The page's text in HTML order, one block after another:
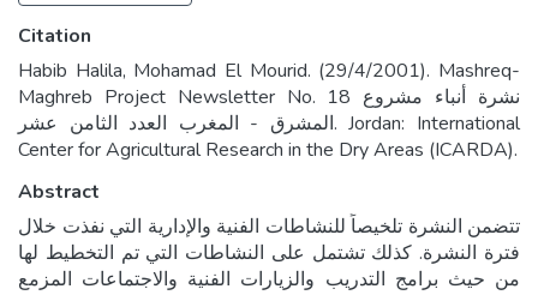
Citation
Habib Halila, Mohamad El Mourid. (29/4/2001). Mashreq-
Maghreb Project Newsletter No. 18 نشرة أنباء مشروع
المشرق - المغرب العدد الثامن عشر. Jordan: International
Center for Agricultural Research in the Dry Areas (ICARDA).
Abstract
تتضمن النشرة تلخيصاً للنشاطات الفنية والإدارية التي نفذت خلال
فترة النشرة. كذلك تشتمل على النشاطات التي تم التخطيط لها
من حيث برامج التدريب والزيارات الفنية والاجتماعات المزمع